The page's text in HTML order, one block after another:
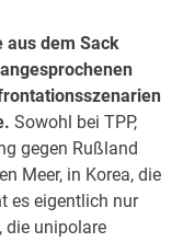
aus dem Sack
Sowohl bei TPP,
gegen Rußland
Meer, in Korea, die
es eigentlich nur
die unipolare